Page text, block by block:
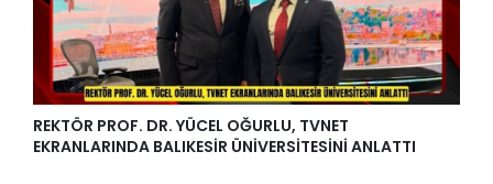
REKTÖR PROF. DR. YÜCEL OĞURLU, TVNET
EKRANLARINDA BALIKESİR ÜNİVERSİTESİNİ ANLATTI